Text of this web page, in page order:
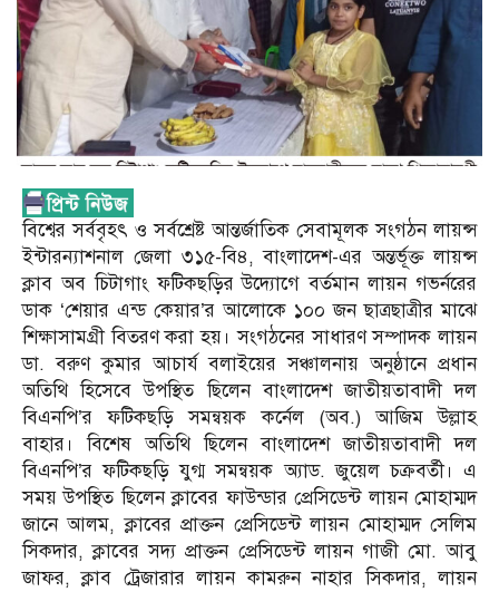
বিশ্বের সর্ববৃহৎ ও সর্বশ্রেষ্ট আন্তর্জাতিক সেবামূলক সংগঠন লায়ন্স
ইন্টারন্যাশনাল জেলা ৩১৫-বি৪, বাংলাদেশ-এর অন্তর্ভূক্ত লায়ন্স
ক্লাব অব চিটাগাং ফটিকছড়ির উদ্যোগে বর্তমান লায়ন গভর্নরের
ডাক ‘শেয়ার এন্ড কেয়ার’র আলোকে ১০০ জন ছাত্রছাত্রীর মাঝে
শিক্ষাসামগ্রী বিতরণ করা হয়। সংগঠনের সাধারণ সম্পাদক লায়ন
ডা. বরুণ কুমার আচার্য বলাইয়ের সঞ্চালনায় অনুষ্ঠানে প্রধান
অতিথি হিসেবে উপস্থিত ছিলেন বাংলাদেশ জাতীয়তাবাদী দল
বিএনপি’র ফটিকছড়ি সমন্বয়ক কর্নেল (অব.) আজিম উল্লাহ
বাহার। বিশেষ অতিথি ছিলেন বাংলাদেশ জাতীয়তাবাদী দল
বিএনপি’র ফটিকছড়ি যুগ্ম সমন্বয়ক অ্যাড. জুয়েল চক্রবর্তী। এ
সময় উপস্থিত ছিলেন ক্লাবের ফাউন্ডার প্রেসিডেন্ট লায়ন মোহাম্মদ
জানে আলম, ক্লাবের প্রাক্তন প্রেসিডেন্ট লায়ন মোহাম্মদ সেলিম
সিকদার, ক্লাবের সদ্য প্রাক্তন প্রেসিডেন্ট লায়ন গাজী মো. আবু
জাফর, ক্লাব ট্রেজারার লায়ন কামরুন নাহার সিকদার, লায়ন